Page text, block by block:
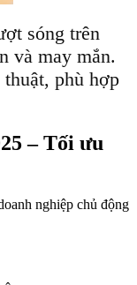
sóng trên
và may mắn.
phù hợp
– Tối ưu
nghiệp chủ động